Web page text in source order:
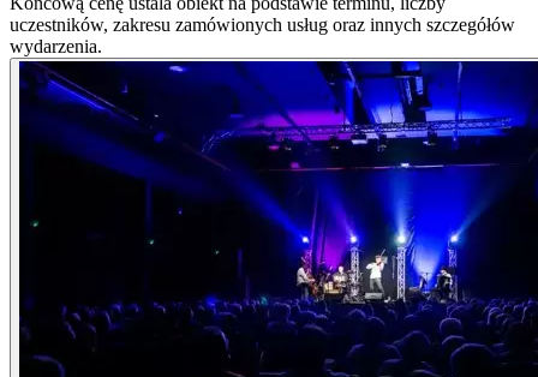
uczestników, zakresu zamówionych usług oraz innych szczegółów
wydarzenia.